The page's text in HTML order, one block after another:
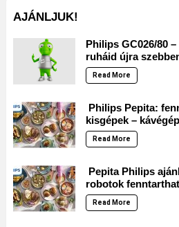
AJÁNLJUK!
Philips GC026/80
ruháid újra
Read More
Philips Pepita:
kisgépek –
Read More
Pepita Philips
robotok
Read More